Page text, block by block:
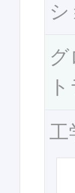
工